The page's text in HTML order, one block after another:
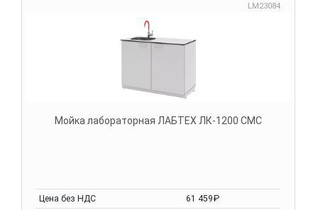
LM23084
Мойка лабораторная ЛАБТЕХ ЛК-1200 СМС
Цена без НДС
61 459₽